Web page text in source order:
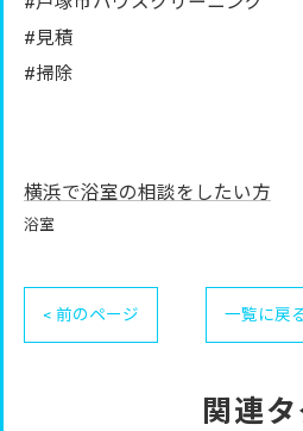
#見積
#掃除
横浜で浴室の相談をしたい方
浴室
< 前のページ 一覧に戻
関連